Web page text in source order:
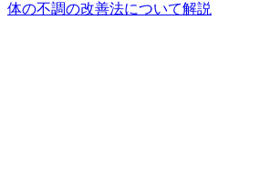
体の不調の改善法について解説